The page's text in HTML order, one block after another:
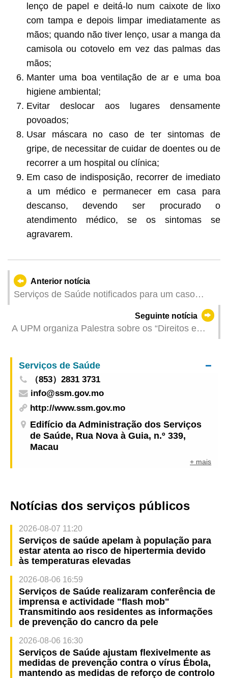
lenço de papel e deitá-lo num caixote de lixo
com tampa e depois limpar imediatamente as
mãos; quando não tiver lenço, usar a manga da
camisola ou cotovelo em vez das palmas das
mãos;
Manter uma boa ventilação de ar e uma boa
higiene ambiental;
Evitar deslocar aos lugares densamente
povoados;
Usar máscara no caso de ter sintomas de
gripe, de necessitar de cuidar de doentes ou de
recorrer a um hospital ou clínica;
Em caso de indisposição, recorrer de imediato
a um médico e permanecer em casa para
descanso, devendo ser procurado o
atendimento médico, se os sintomas se
agravarem.
Anterior notícia
Serviços de Saúde notificados para um caso
Seguinte notícia
A UPM organiza Palestra sobre os “Direitos e
Lei Básica, a Lei da Nacionalidade e a Protecção
e Assistência Consulares”
Serviços de Saúde
（853）2831 3731
info@ssm.gov.mo
http://www.ssm.gov.mo
Edifício da Administração dos Serviços
de Saúde, Rua Nova à Guia, n.º 339,
Macau
+ mais
Notícias dos serviços públicos
2026-08-07 11:20
Serviços de saúde apelam à população para
estar atenta ao risco de hipertermia devido
às temperaturas elevadas
2026-08-06 16:59
Serviços de Saúde realizaram conferência de
imprensa e actividade "flash mob"
Transmitindo aos residentes as informações
de prevenção do cancro da pele
2026-08-06 16:30
Serviços de Saúde ajustam flexivelmente as
medidas de prevenção contra o vírus Ébola,
mantendo as medidas de reforço de controlo